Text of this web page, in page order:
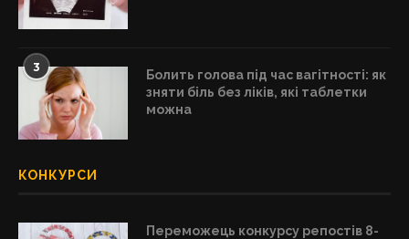
3
Болить голова під час вагітності: як
зняти біль без ліків, які таблетки
можна
КОНКУРСИ
Переможець конкурсу репостів 8-